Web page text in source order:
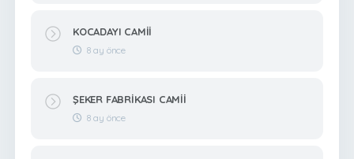
KOCADAYI CAMİİ
8 ay önce
ŞEKER FABRİKASI CAMİİ
8 ay önce